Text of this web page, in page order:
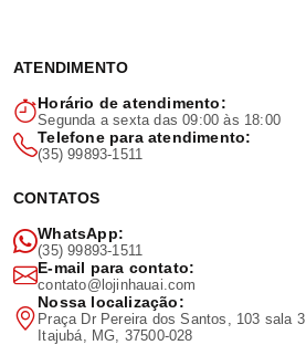
ATENDIMENTO
Horário de atendimento:
Segunda a sexta das 09:00 às 18:00
Telefone para atendimento:
(35) 99893-1511
CONTATOS
WhatsApp:
(35) 99893-1511
E-mail para contato:
contato@lojinhauai.com
Nossa localização:
Praça Dr Pereira dos Santos, 103 sala 3
Itajubá, MG, 37500-028